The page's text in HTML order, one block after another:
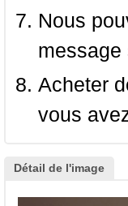
Nous
message
Acheter
vous
Détail de l'image